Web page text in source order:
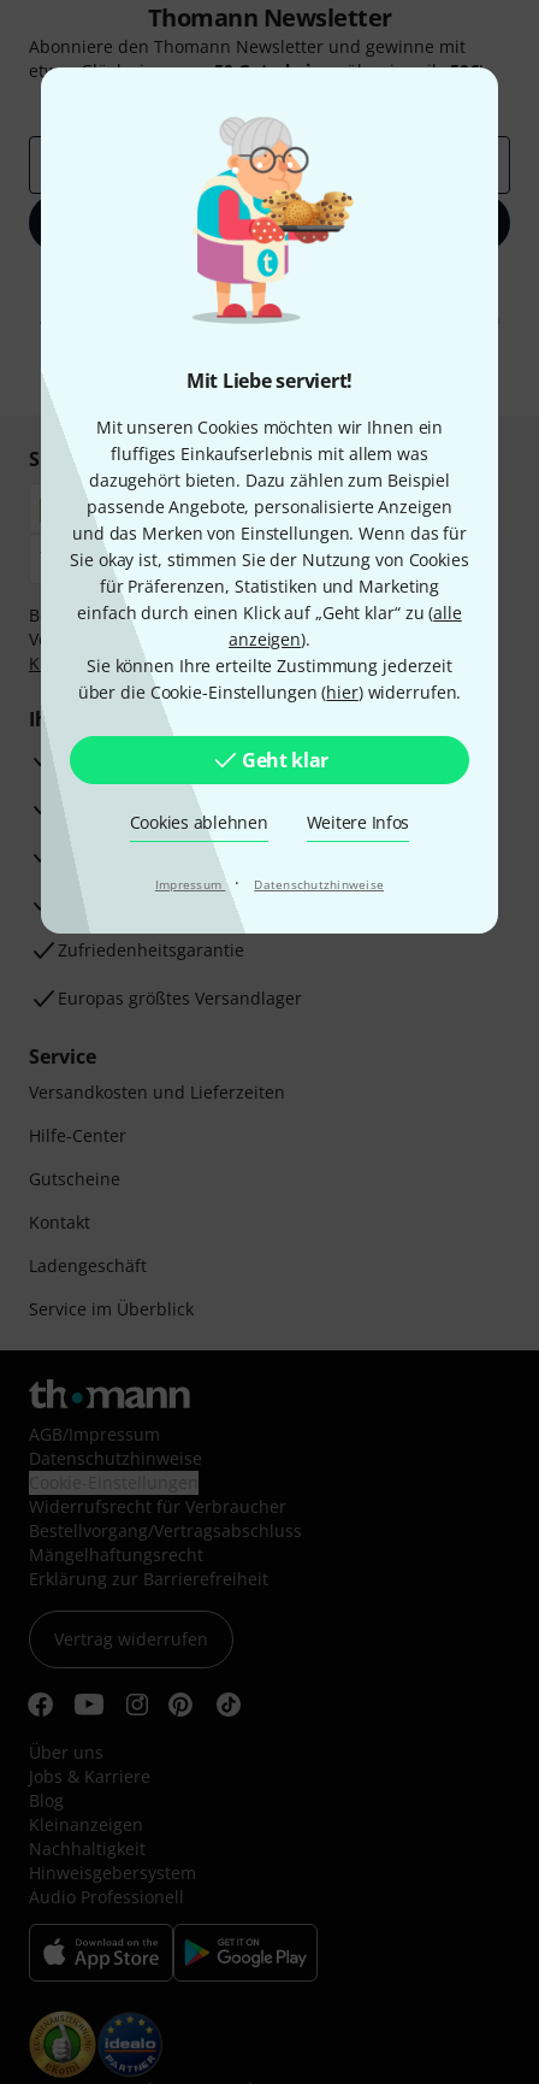
Mit Liebe serviert!
Mit unseren Cookies möchten wir Ihnen ein
fluffiges Einkaufserlebnis mit allem was
dazugehört bieten. Dazu zählen zum Beispiel
passende Angebote, personalisierte Anzeigen
und das Merken von Einstellungen. Wenn das für
Sie okay ist, stimmen Sie der Nutzung von Cookies
für Präferenzen, Statistiken und Marketing
einfach durch einen Klick auf „Geht klar“ zu (alle
anzeigen).
Sie können Ihre erteilte Zustimmung jederzeit
über die Cookie-Einstellungen (hier) widerrufen.
Geht klar
Cookies ablehnen Weitere Infos
Impressum · Datenschutzhinweise
Thomann Newsletter
Abonniere den Thomann Newsletter und gewinne mit
etwas Glück einen von50 Gutscheinenüber jeweils50€!
Jetzt anmelden
Mit Klick auf „Jetzt anmelden“ stimmen Sie dem Erhalt von E-Mail-
Werbung und einer Messung des E-Mail-Nutzungsverhaltens zu. Die
Abmeldung ist jederzeit möglich. Weitere Informationen finden Sie in
* Pflichtfeld
Sicher einkaufen & bezahlen
Bezahlen Sie vertraulich und sicher per Nachnahme,
Vorkasse, PayPal, Amazon Pay,Klarna Sofort bezahlen
Klarna Ratenzahlungoder Kreditkarte.
Ihre Vorteile
3 Jahre Thomann Garantie
30 Tage Money-Back-Garantie
Beratung durch Fachexperten
Zufriedenheitsgarantie
Europas größtes Versandlager
Service
Versandkosten und Lieferzeiten
Hilfe-Center
Gutscheine
Kontakt
Ladengeschäft
Service im Überblick
AGB/Impressum
Datenschutzhinweise
Widerrufsrecht für Verbraucher
Bestellvorgang/Vertragsabschluss
Mängelhaftungsrecht
Erklärung zur Barrierefreiheit
Vertrag widerrufen
Über uns
Jobs & Karriere
Blog
Kleinanzeigen
Nachhaltigkeit
Hinweisgebersystem
Audio Professionell